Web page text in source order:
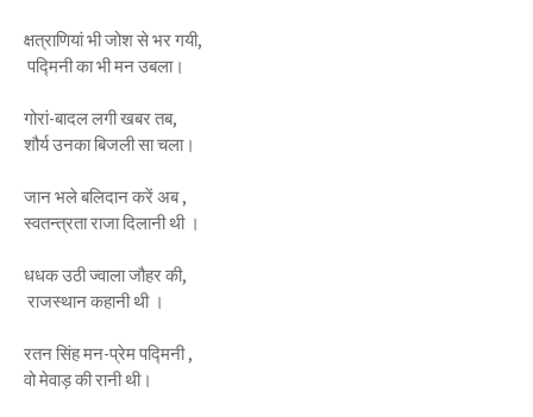
क्षत्राणियां भी जोश से भर गयी,
पद्मिनी का भी मन उबला।
गोरां-बादल लगी खबर तब,
शौर्य उनका बिजली सा चला।
जान भले बलिदान करें अब ,
स्वतन्त्रता राजा दिलानी थी ।
धधक उठी ज्वाला जौहर की,
राजस्थान कहानी थी ।
रतन सिंह मन-प्रेम पद्मिनी ,
वो मेवाड़ की रानी थी।